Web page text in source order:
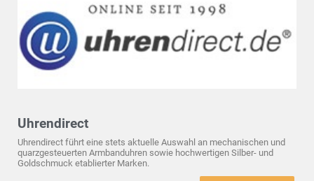
Uhrendirect
Uhrendirect führt eine stets aktuelle Auswahl an mechanischen und
quarzgesteuerten Armbanduhren sowie hochwertigen Silber- und
Goldschmuck etablierter Marken.